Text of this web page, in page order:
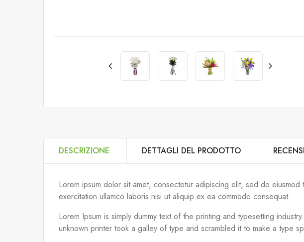
DESCRIZIONE DETTAGLI DEL PRODOTTO
Lorem ipsum dolor sit amet, consectetur adipiscing elit, sed do
exercitation ullamco laboris nisi ut aliquip ex ea commodo consequat.
Lorem Ipsum is simply dummy text of the printing and typesetting
unknown printer took a galley of type and scrambled it to make a type